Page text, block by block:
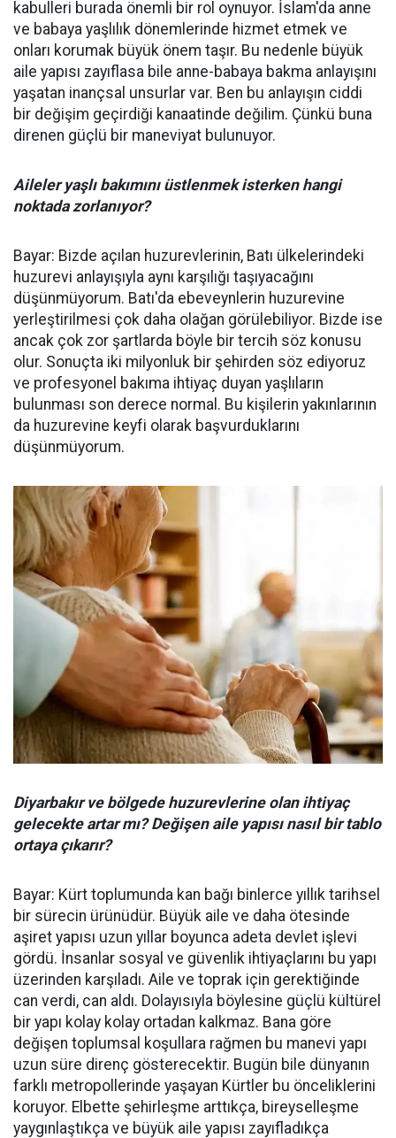
kabulleri burada önemli bir rol oynuyor. İslam'da anne
ve babaya yaşlılık dönemlerinde hizmet etmek ve
onları korumak büyük önem taşır. Bu nedenle büyük
aile yapısı zayıflasa bile anne-babaya bakma anlayışını
yaşatan inançsal unsurlar var. Ben bu anlayışın ciddi
bir değişim geçirdiği kanaatinde değilim. Çünkü buna
direnen güçlü bir maneviyat bulunuyor.
Aileler yaşlı bakımını üstlenmek isterken hangi
noktada zorlanıyor?
Bayar: Bizde açılan huzurevlerinin, Batı ülkelerindeki
huzurevi anlayışıyla aynı karşılığı taşıyacağını
düşünmüyorum. Batı'da ebeveynlerin huzurevine
yerleştirilmesi çok daha olağan görülebiliyor. Bizde ise
ancak çok zor şartlarda böyle bir tercih söz konusu
olur. Sonuçta iki milyonluk bir şehirden söz ediyoruz
ve profesyonel bakıma ihtiyaç duyan yaşlıların
bulunması son derece normal. Bu kişilerin yakınlarının
da huzurevine keyfi olarak başvurduklarını
düşünmüyorum.
Diyarbakır ve bölgede huzurevlerine olan ihtiyaç
gelecekte artar mı? Değişen aile yapısı nasıl bir tablo
ortaya çıkarır?
Bayar: Kürt toplumunda kan bağı binlerce yıllık tarihsel
bir sürecin ürünüdür. Büyük aile ve daha ötesinde
aşiret yapısı uzun yıllar boyunca adeta devlet işlevi
gördü. İnsanlar sosyal ve güvenlik ihtiyaçlarını bu yapı
üzerinden karşıladı. Aile ve toprak için gerektiğinde
can verdi, can aldı. Dolayısıyla böylesine güçlü kültürel
bir yapı kolay kolay ortadan kalkmaz. Bana göre
değişen toplumsal koşullara rağmen bu manevi yapı
uzun süre direnç gösterecektir. Bugün bile dünyanın
farklı metropollerinde yaşayan Kürtler bu önceliklerini
koruyor. Elbette şehirleşme arttıkça, bireyselleşme
yaygınlaştıkça ve büyük aile yapısı zayıfladıkça